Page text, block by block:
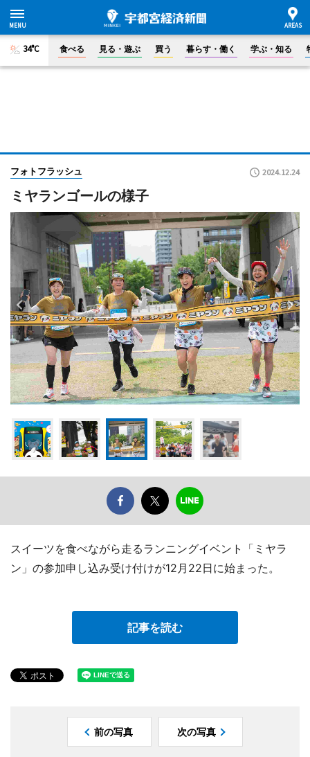
34°C 食べる 見る・遊ぶ 買う 暮らす・働く 学ぶ・知る
フォトフラッシュ 2024.12.24
ミヤランゴールの様子
スイーツを食べながら走るランニングイベント「ミヤラ
ン」の参加申し込み受け付けが12月22日に始まった。
記事を読む
前の写真 次の写真